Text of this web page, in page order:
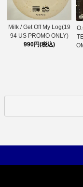
Milk / Get Off My Log(19
94 US PROMO ONLY)
990円(税込)